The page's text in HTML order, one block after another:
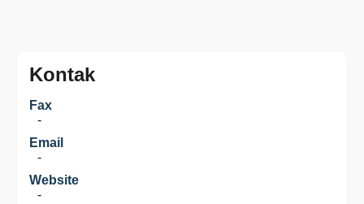
Kontak
Fax
-
Email
-
Website
-